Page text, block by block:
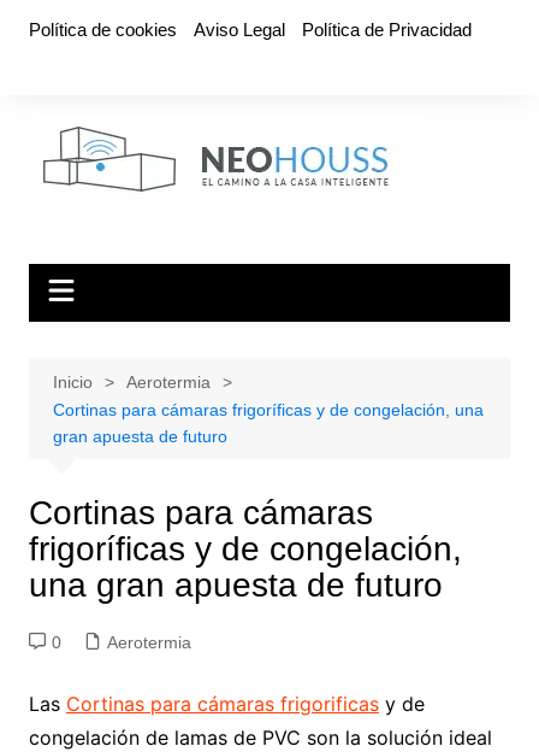
Política de cookies Aviso Legal Política de Privacidad
Inicio
Aerotermia
Cortinas para cámaras frigoríficas y de congelación, una
gran apuesta de futuro
Cortinas para cámaras
frigoríficas y de congelación,
una gran apuesta de futuro
0 Aerotermia
Las Cortinas para cámaras frigorificasy de
congelación de lamas de PVC son la solución ideal